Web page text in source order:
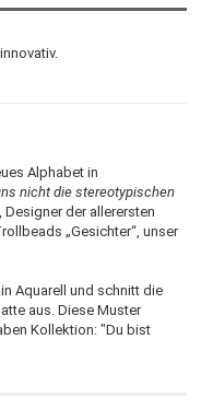
Alphabet in
nicht die stereotypischen
Designer der allerersten
„Gesichter“, unser
Aquarell und schnitt die
aus. Diese Muster
Kollektion: "Du bist